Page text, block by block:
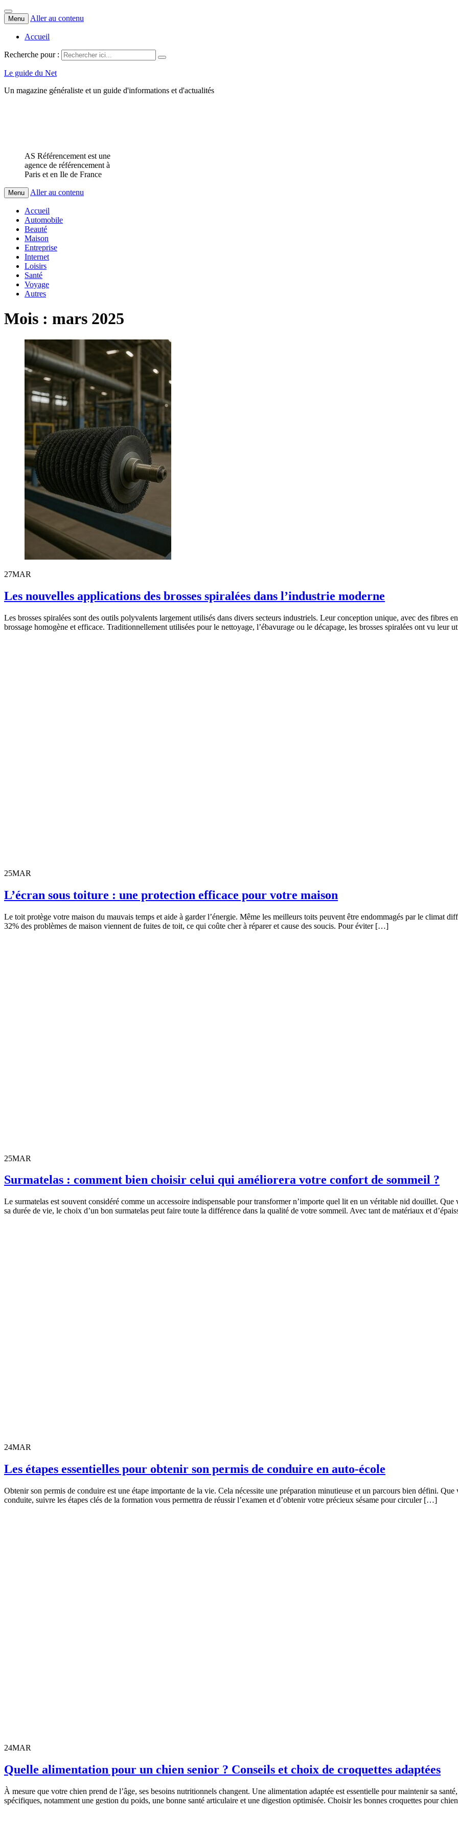
Menu Aller au contenu
Accueil
Recherche pour :
Le guide du Net
Un magazine généraliste et un guide d'informations et d'actualités
AS Référencement est une
agence de référencement à
Paris et en Ile de France
Menu Aller au contenu
Accueil
Automobile
Beauté
Maison
Entreprise
Internet
Loisirs
Santé
Voyage
Autres
Mois : mars 2025
27MAR
Les nouvelles applications des brosses spiralées dans l’industrie moderne
Les brosses spiralées sont des outils polyvalents largement utilisés dans divers secteurs industriels. Leur conception unique, avec des fibres
brossage homogène et efficace. Traditionnellement utilisées pour le nettoyage, l’ébavurage ou le décapage, les brosses spiralées ont vu
25MAR
L’écran sous toiture : une protection efficace pour votre maison
Le toit protège votre maison du mauvais temps et aide à garder l’énergie. Même les meilleurs toits peuvent être endommagés par le climat
32% des problèmes de maison viennent de fuites de toit, ce qui coûte cher à réparer et cause des soucis. Pour éviter […]
25MAR
Surmatelas : comment bien choisir celui qui améliorera votre confort de sommeil ?
Le surmatelas est souvent considéré comme un accessoire indispensable pour transformer n’importe quel lit en un véritable nid douillet.
sa durée de vie, le choix d’un bon surmatelas peut faire toute la différence dans la qualité de votre sommeil. Avec tant de matériaux et
24MAR
Les étapes essentielles pour obtenir son permis de conduire en auto-école
Obtenir son permis de conduire est une étape importante de la vie. Cela nécessite une préparation minutieuse et un parcours bien défini.
conduite, suivre les étapes clés de la formation vous permettra de réussir l’examen et d’obtenir votre précieux sésame pour circuler […]
24MAR
Quelle alimentation pour un chien senior ? Conseils et choix de croquettes adaptées
À mesure que votre chien prend de l’âge, ses besoins nutritionnels changent. Une alimentation adaptée est essentielle pour maintenir sa
spécifiques, notamment une gestion du poids, une bonne santé articulaire et une digestion optimisée. Choisir les bonnes croquettes pour